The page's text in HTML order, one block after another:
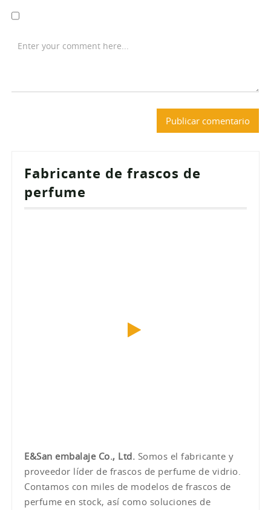
Fabricante de frascos de
perfume
E&San embalaje Co., Ltd. Somos el fabricante y
proveedor líder de frascos de perfume de vidrio.
Contamos con miles de modelos de frascos de
perfume en stock, así como soluciones de